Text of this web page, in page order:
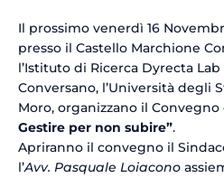
Il prossimo venerdì 16
presso il Castello Marchione
l’Istituto di Ricerca Dyrecta
Conversano, l’Università degli
Moro, organizzano il
Gestire per non subire”.
Apriranno il convegno il
l’Avv. Pasquale Loiacono